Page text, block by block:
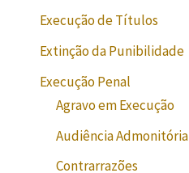
Execução de Títulos
Extinção da Punibilidade
Execução Penal
Agravo em Execução
Audiência Admonitória
Contrarrazões